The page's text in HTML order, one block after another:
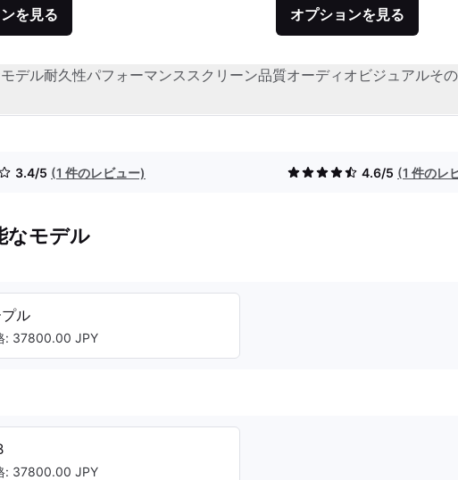
を見る オプションを見る
デル耐久性パフォーマンススクリーン品質オーディオビジュアルそ
3.4/5 (1 件のレビュー) 4.6/5 (1 件のレ
なモデル
ル
: 37800.00 JPY
: 37800.00 JPY